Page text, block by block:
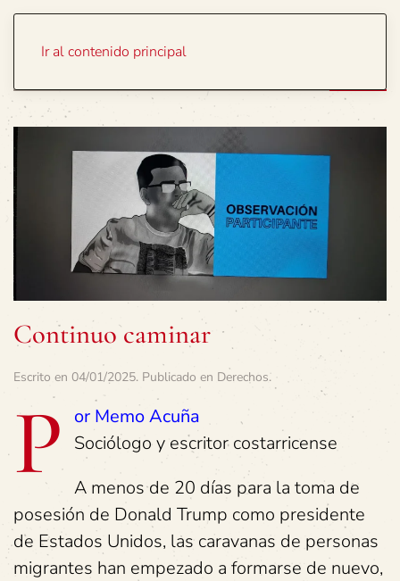
Ir al contenido principal
Continuo caminar
Escrito en 04/01/2025. Publicado en Derechos.
P or Memo Acuña
Sociólogo y escritor costarricense
A menos de 20 días para la toma de
posesión de Donald Trump como presidente
de Estados Unidos, las caravanas de personas
migrantes han empezado a formarse de nuevo,